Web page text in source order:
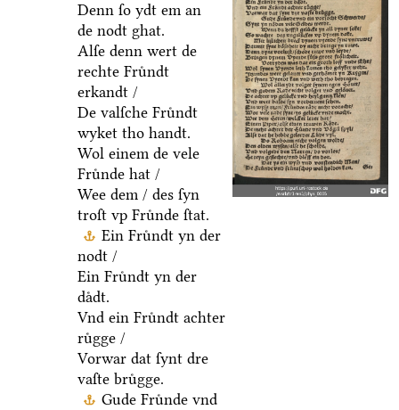
Denn ſo ydt em an
de nodt ghat.
Alſe denn wert de
rechte Fruͤndt
erkandt /
De valſche Fruͤndt
wyket tho handt.
Wol einem de vele
Fruͤnde hat /
Wee dem / des ſyn
troſt vp Fruͤnde ſtat.
Ein Fruͤndt yn der
nodt /
Ein Fruͤndt yn der
daͤdt.
Vnd ein Fruͤndt achter
ruͤgge /
Vorwar dat ſynt dre
vaſte bruͤgge.
Gude Fruͤnde vnd